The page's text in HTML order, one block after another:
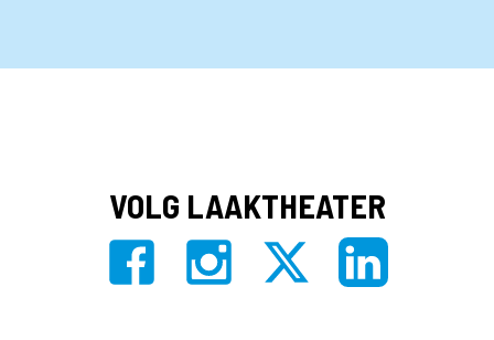
VOLG LAAKTHEATER